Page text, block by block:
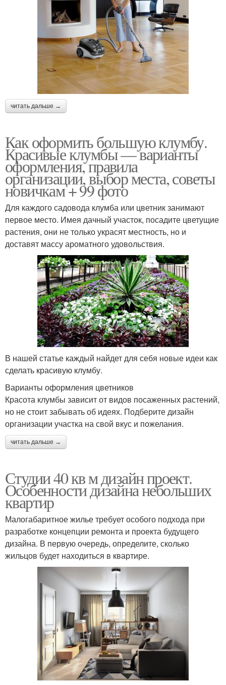
читать дальше →
Как оформить большую клумбу.
Красивые клумбы — варианты
оформления, правила
организации, выбор места, советы
новичкам + 99 фото
Для каждого садовода клумба или цветник занимают
первое место. Имея дачный участок, посадите цветущие
растения, они не только украсят местность, но и
доставят массу ароматного удовольствия.
В нашей статье каждый найдет для себя новые идеи как
сделать красивую клумбу.
Варианты оформления цветников
Красота клумбы зависит от видов посаженных растений,
но не стоит забывать об идеях. Подберите дизайн
организации участка на свой вкус и пожелания.
читать дальше →
Студии 40 кв м дизайн проект.
Особенности дизайна небольших
квартир
Малогабаритное жилье требует особого подхода при
разработке концепции ремонта и проекта будущего
дизайна. В первую очередь, определите, сколько
жильцов будет находиться в квартире.